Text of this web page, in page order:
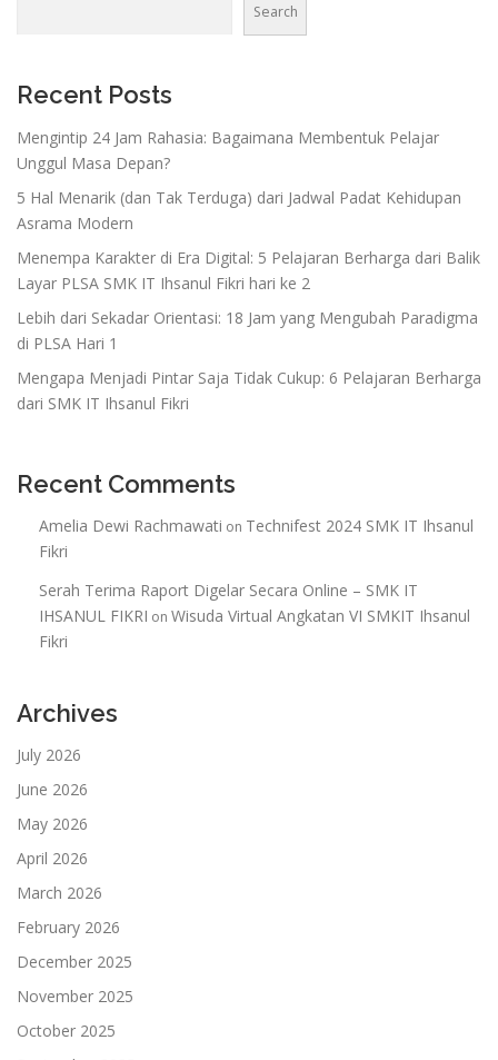
Search
Recent Posts
Mengintip 24 Jam Rahasia: Bagaimana Membentuk Pelajar
Unggul Masa Depan?
5 Hal Menarik (dan Tak Terduga) dari Jadwal Padat Kehidupan
Asrama Modern
Menempa Karakter di Era Digital: 5 Pelajaran Berharga dari Balik
Layar PLSA SMK IT Ihsanul Fikri hari ke 2
Lebih dari Sekadar Orientasi: 18 Jam yang Mengubah Paradigma
di PLSA Hari 1
Mengapa Menjadi Pintar Saja Tidak Cukup: 6 Pelajaran Berharga
dari SMK IT Ihsanul Fikri
Recent Comments
Amelia Dewi Rachmawati on Technifest 2024 SMK IT Ihsanul
Fikri
Serah Terima Raport Digelar Secara Online – SMK IT
IHSANUL FIKRI on Wisuda Virtual Angkatan VI SMKIT Ihsanul
Fikri
Archives
July 2026
June 2026
May 2026
April 2026
March 2026
February 2026
December 2025
November 2025
October 2025